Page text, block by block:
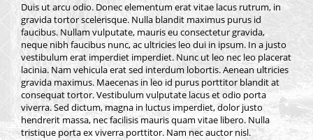
Duis ut arcu odio. Donec elementum erat vitae lacus rutrum, in
gravida tortor scelerisque. Nulla blandit maximus purus id
faucibus. Nullam vulputate, mauris eu consectetur gravida,
neque nibh faucibus nunc, ac ultricies leo dui in ipsum. In a justo
vestibulum erat imperdiet imperdiet. Nunc ut leo nec leo placerat
lacinia. Nam vehicula erat sed interdum lobortis. Aenean ultricies
gravida maximus. Maecenas in leo id purus porttitor blandit at
consequat tortor. Vestibulum vulputate lacus et odio porta
viverra. Sed dictum, magna in luctus imperdiet, dolor justo
hendrerit massa, nec facilisis mauris quam vitae libero. Nulla
tristique porta ex viverra porttitor. Nam nec auctor nisl.